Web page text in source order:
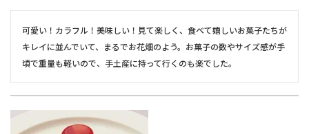
可愛い！カラフル！美味しい！見て楽しく、食べて嬉しいお菓子たちが
キレイに並んでいて、まるでお花畑のよう。お菓子の数やサイズ感が手
頃で重量も軽いので、手土産に持って行くのも楽でした。